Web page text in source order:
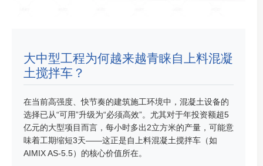
大中型工程为何越来越青睐自上料混凝
土搅拌车？
在当前高强度、快节奏的建筑施工环境中，混凝土设备的
选择已从“可用”升级为“必须高效”。尤其对于年投资额超5
亿元的大型项目而言，每小时多出2立方米的产量，可能意
味着工期缩短3天——这正是自上料混凝土搅拌车（如
AIMIX AS-5.5）的核心价值所在。